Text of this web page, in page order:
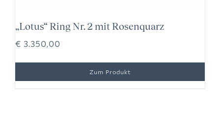
„Lotus“ Ring Nr. 2 mit Rosenquarz
€ 3.350,00